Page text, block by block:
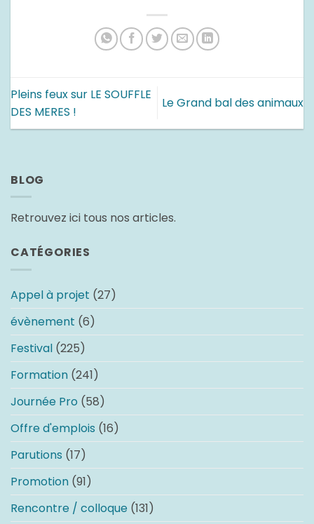
Pleins feux sur LE SOUFFLE
DES MERES !
Le Grand bal des animaux
BLOG
Retrouvez ici tous nos articles.
CATÉGORIES
Appel à projet (27)
évènement (6)
Festival (225)
Formation (241)
Journée Pro (58)
Offre d'emplois (16)
Parutions (17)
Promotion (91)
Rencontre / colloque (131)